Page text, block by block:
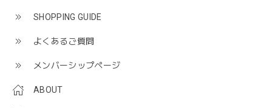
SHOPPING GUIDE
よくあるご質問
メンバーシップページ
ABOUT